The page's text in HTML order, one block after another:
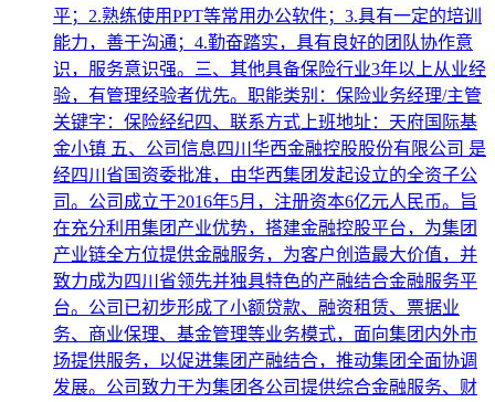
平；2.熟练使用PPT等常用办公软件；3.具有一定的培训
能力，善于沟通；4.勤奋踏实，具有良好的团队协作意
识，服务意识强。三、其他具备保险行业3年以上从业经
验，有管理经验者优先。职能类别：保险业务经理/主管
关键字：保险经纪四、联系方式上班地址：天府国际基
金小镇 五、公司信息四川华西金融控股股份有限公司 是
经四川省国资委批准，由华西集团发起设立的全资子公
司。公司成立于2016年5月，注册资本6亿元人民币。旨
在充分利用集团产业优势，搭建金融控股平台，为集团
产业链全方位提供金融服务，为客户创造最大价值，并
致力成为四川省领先并独具特色的产融结合金融服务平
台。公司已初步形成了小额贷款、融资租赁、票据业
务、商业保理、基金管理等业务模式，面向集团内外市
场提供服务，以促进集团产融结合，推动集团全面协调
发展。公司致力于为集团各公司提供综合金融服务、财